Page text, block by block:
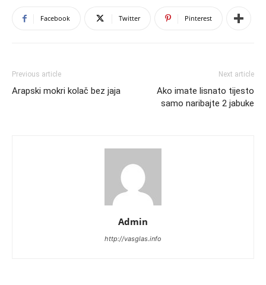
Facebook Twitter Pinterest
Previous article
Arapski mokri kolač bez jaja
Next article
Ako imate lisnato tijesto
samo naribajte 2 jabuke
Admin
http://vasglas.info